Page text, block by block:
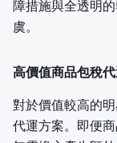
障措施與全透明
虞。
高價值商品包稅
對於價值較高的
代運方案。即便